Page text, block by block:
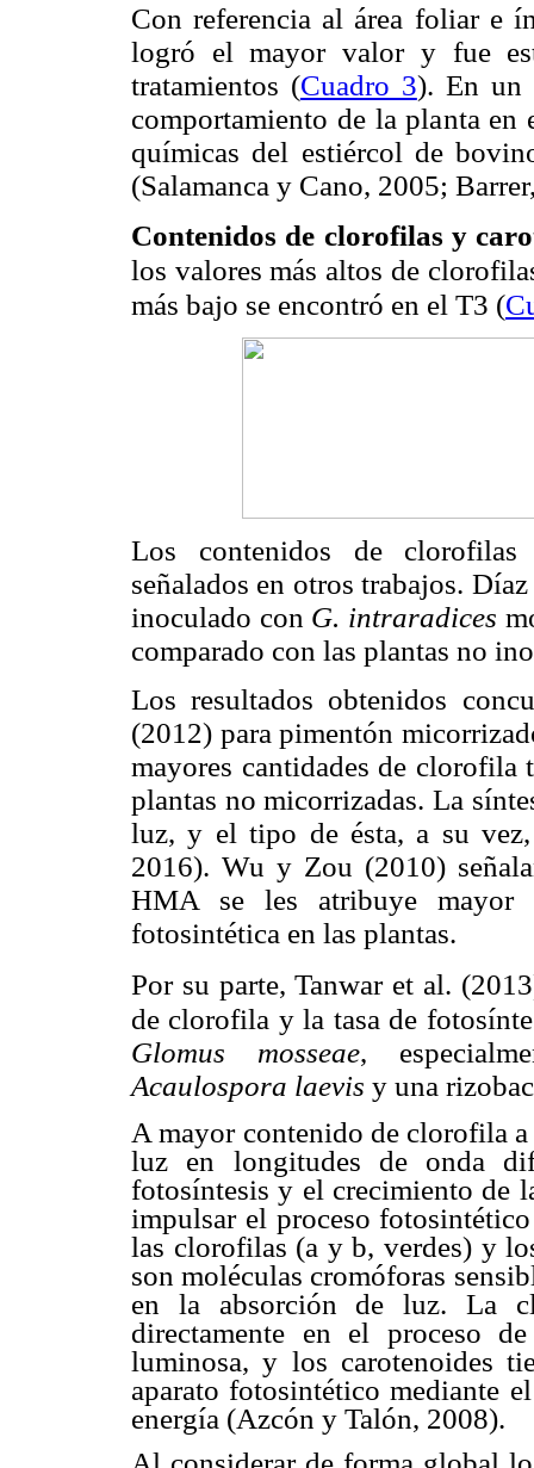
Con referencia al área foliar e
logró el mayor valor y fue
tratamientos (Cuadro 3). En un
comportamiento de la planta en
químicas del estiércol de
(Salamanca y Cano, 2005;
Contenidos de clorofilas y
los valores más altos de
más bajo se encontró en el T3 (
Los contenidos de
señalados en otros trabajos.
inoculado con G. intraradices
comparado con las plantas no
Los resultados obtenidos
(2012) para pimentón
mayores cantidades de
plantas no micorrizadas. La
luz, y el tipo de ésta, a su
2016). Wu y Zou (2010)
HMA se les atribuye mayor
fotosintética en las plantas.
Por su parte, Tanwar et al.
de clorofila y la tasa de
Glomus mosseae,
Acaulospora laevis y una
A mayor contenido de clorofila
luz en longitudes de onda
fotosíntesis y el crecimiento de
impulsar el proceso
las clorofilas (a y b, verdes) y
son moléculas cromóforas
en la absorción de luz. La
directamente en el proceso
luminosa, y los carotenoides
aparato fotosintético mediante
energía (Azcón y Talón, 2008).